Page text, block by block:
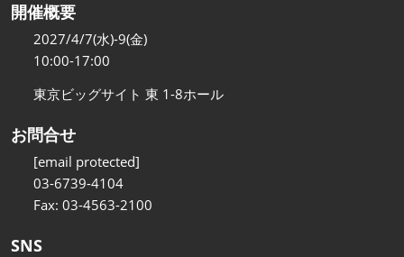
開催概要
2027/4/7(水)-9(金)
10:00-17:00
東京ビッグサイト 東 1-8ホール
お問合せ
[email protected]
03-6739-4104
Fax: 03-4563-2100
SNS